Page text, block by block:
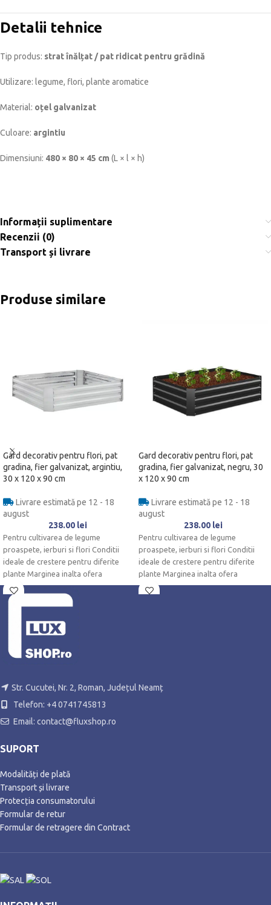
Detalii tehnice
Tip produs: strat înălțat / pat ridicat pentru grădină
Utilizare: legume, flori, plante aromatice
Material: oțel galvanizat
Culoare: argintiu
Dimensiuni: 480 × 80 × 45 cm (L × l × h)
Informații suplimentare
Recenzii (0)
Transport și livrare
Produse similare
Gard decorativ pentru flori, pat
gradina, fier galvanizat, argintiu,
30 x 120 x 90 cm
Livrare estimată pe 12 - 18
august
238.00 lei
Pentru cultivarea de legume
proaspete, ierburi si flori Conditii
ideale de crestere pentru diferite
plante Marginea inalta ofera
protectie impotriva
Gard decorativ pentru flori, pat
gradina, fier galvanizat, negru, 30
x 120 x 90 cm
Livrare estimată pe 12 - 18
august
238.00 lei
Pentru cultivarea de legume
proaspete, ierburi si flori Conditii
ideale de crestere pentru diferite
plante Marginea inalta ofera
protectie impotriva
Str. Cucutei, Nr. 2, Roman, Județul Neamț
Telefon: +4 0741745813
Email: contact@fluxshop.ro
SUPORT
Modalități de plată
Transport și livrare
Protecția consumatorului
Formular de retur
Formular de retragere din Contract